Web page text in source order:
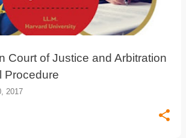
Court of Justice and Arbitration
Procedure
2017